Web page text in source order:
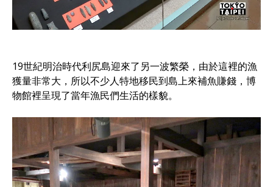
19世紀明治時代利尻島迎來了另一波繁榮，由於這裡的漁
獲量非常大，所以不少人特地移民到島上來補魚賺錢，博
物館裡呈現了當年漁民們生活的樣貌。